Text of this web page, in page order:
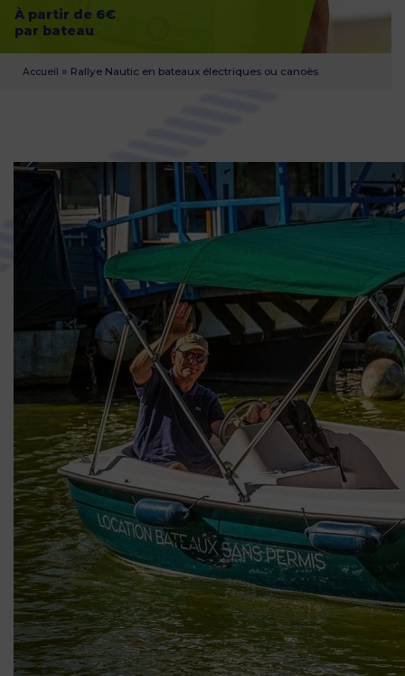
À partir de 6€
par bateau
Accueil » Rallye Nautic en bateaux électriques ou canoës